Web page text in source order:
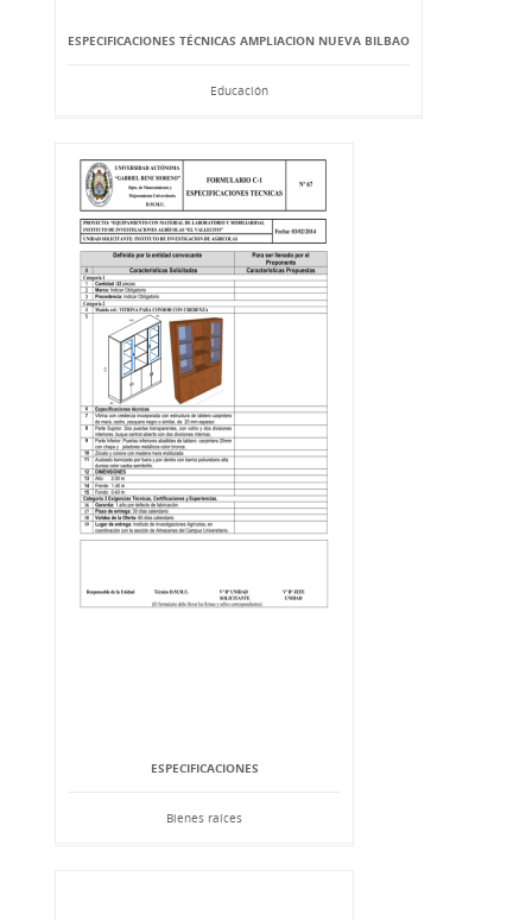
ESPECIFICACIONES TÉCNICAS AMPLIACION NUEVA BILBAO
Educación
ESPECIFICACIONES
Bienes raíces